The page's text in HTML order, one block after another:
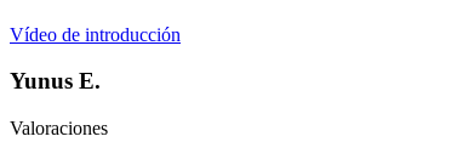
Vídeo de introducción
Yunus E.
Valoraciones